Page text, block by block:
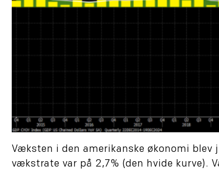
Væksten i den amerikanske økonomi blev
vækstrate var på 2,7% (den hvide kurve).